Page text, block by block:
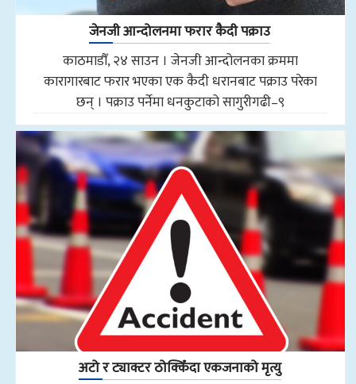
जेनजी आन्दोलनमा फरार कैदी पक्राउ
काठमाडौँ, २४ साउन । जेनजी आन्दोलनका क्रममा
कारागारबाट फरार भएका एक कैदी धरानबाट पक्राउ परेका
छन् । पक्राउ पर्नेमा धनकुटाको सागुरीगढी–९
अटो र ट्याक्टर ठोक्किँदा एकजनाको मृत्यु